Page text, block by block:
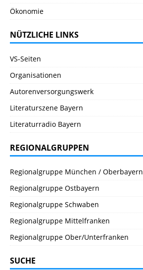
Ökonomie
NÜTZLICHE LINKS
VS-Seiten
Organisationen
Autorenversorgungswerk
Literaturszene Bayern
Literaturradio Bayern
REGIONALGRUPPEN
Regionalgruppe München / Oberbayern
Regionalgruppe Ostbayern
Regionalgruppe Schwaben
Regionalgruppe Mittelfranken
Regionalgruppe Ober/Unterfranken
SUCHE